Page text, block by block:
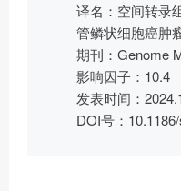
译名：空间转录
管鳞状细胞癌肿
期刊：Genome
影响因子：10.4
发表时间：
DOI号：